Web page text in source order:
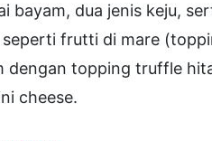
bayam, dua jenis keju,
frutti di mare
dengan topping truffle
cheese.